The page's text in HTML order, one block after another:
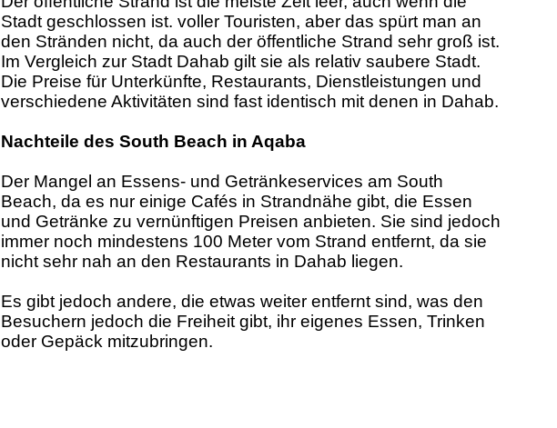
Stadt geschlossen ist. voller Touristen, aber das spürt man an
den Stränden nicht, da auch der öffentliche Strand sehr groß ist.
Im Vergleich zur Stadt Dahab gilt sie als relativ saubere Stadt.
Die Preise für Unterkünfte, Restaurants, Dienstleistungen und
verschiedene Aktivitäten sind fast identisch mit denen in Dahab.
Nachteile des South Beach in Aqaba
Der Mangel an Essens- und Getränkeservices am South
Beach, da es nur einige Cafés in Strandnähe gibt, die Essen
und Getränke zu vernünftigen Preisen anbieten. Sie sind jedoch
immer noch mindestens 100 Meter vom Strand entfernt, da sie
nicht sehr nah an den Restaurants in Dahab liegen.
Es gibt jedoch andere, die etwas weiter entfernt sind, was den
Besuchern jedoch die Freiheit gibt, ihr eigenes Essen, Trinken
oder Gepäck mitzubringen.